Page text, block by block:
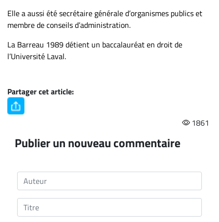
Elle a aussi été secrétaire générale d’organismes publics et
membre de conseils d’administration.
La Barreau 1989 détient un baccalauréat en droit de
l’Université Laval.
Partager cet article:
1861
Publier un nouveau commentaire